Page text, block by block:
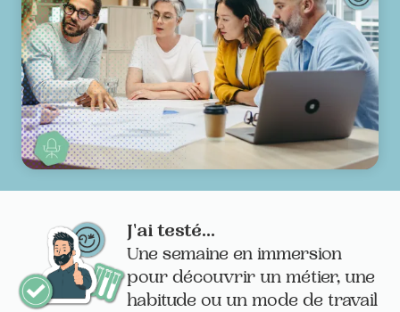
J'ai testé...
Une semaine en immersion
pour découvrir un métier, une
habitude ou un mode de travail